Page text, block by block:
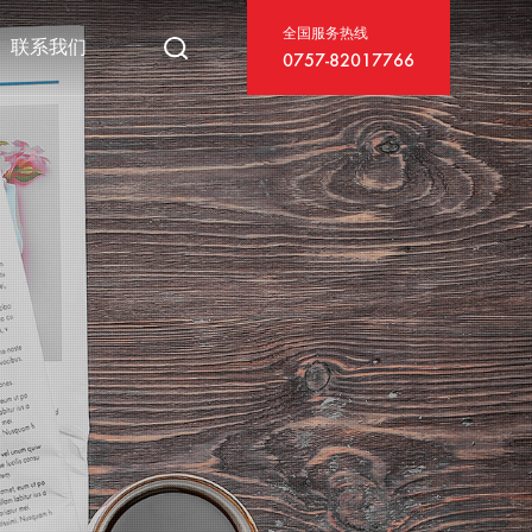
联系我们
全国服务热线
0757-82017766